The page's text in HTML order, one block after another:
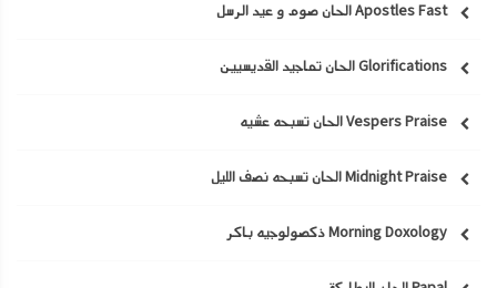
Apostles Fast الحان صوم و عيد الرسل
Glorifications الحان تماجيد القديسيين
Vespers Praise الحان تسبحه عشيه
Midnight Praise الحان تسبحه نصف الليل
Morning Doxology ذكصولوجيه باكر